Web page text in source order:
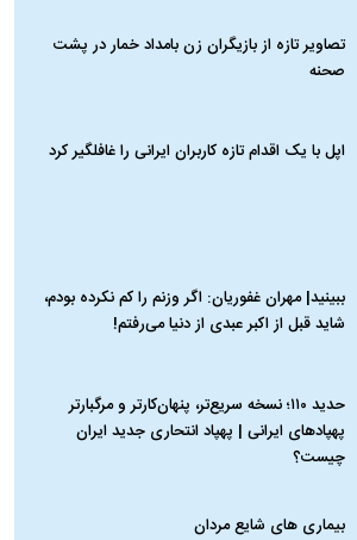
تصاویر تازه از بازیگران زن بامداد خمار در پشت
صحنه
اپل با یک اقدام تازه کاربران ایرانی را غافلگیر کرد
ببینید| مهران غفوریان: اگر وزنم را کم نکرده بودم،
شاید قبل از اکبر عبدی از دنیا می‌رفتم!
حدید ۱۱۰؛ نسخه سریع‌تر، پنهان‌کارتر و مرگبارتر
پهپادهای ایرانی | پهپاد انتحاری جدید ایران
چیست؟
بیماری‌ های شایع مردان